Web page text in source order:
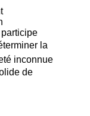
la
inconnue
de